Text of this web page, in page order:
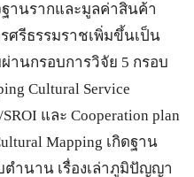
านรากและมูลค่าสินค้า
รีธรรมราชเพิ่มขึ้นเป็น
านกรอบการวิจัย 5 กรอบ
Cultural Service
และ Cooperation plan
Mapping เกิดฐาน
ตำนาน เรื่องเล่าภูมิปัญญา